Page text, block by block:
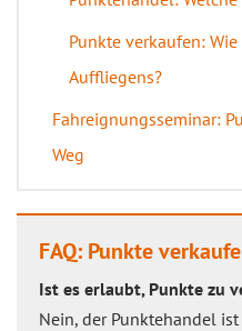
Punkte verkaufen:
Auffliegens?
Fahreignungsseminar:
Weg
FAQ: Punkte
Ist es erlaubt, Punkte zu
Nein, der Punktehandel